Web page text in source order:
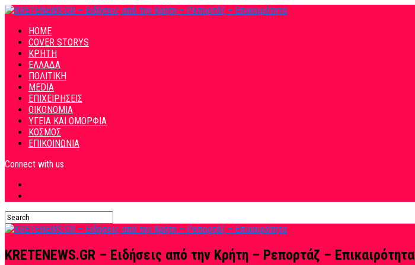
HOME
COVER STORYS
ΚΡΗΤΗ
ΕΛΛΑΔΑ
ΠΟΛΙΤΙΚΗ
MEDIA
ΕΠΙΧΕΙΡΗΣΕΙΣ
ΟΙΚΟΝΟΜΙΑ
ΥΓΕΙΑ ΚΑΙ ΟΜΟΡΦΙΑ
ΚΟΣΜΟΣ
ΕΠΙΚΟΙΝΩΝΙΑ
Connect with us
KRETENEWS.GR – Ειδήσεις από την Κρήτη – Ρεπορτάζ – Επικαιρότητα